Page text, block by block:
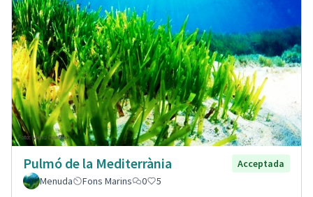
Pulmó de la Mediterrània
Acceptada
Menuda
Fons Marins 0 5